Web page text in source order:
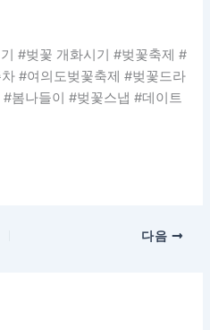
#벚꽃 개화시기 #벚꽃축제 #
#여의도벚꽃축제 #벚꽃드라
봄나들이 #벚꽃스냅 #데이트
다음